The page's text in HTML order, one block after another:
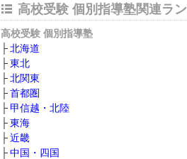
高校受験 個別指導塾関連ラ
高校受験 個別指導塾
北海道
東北
北関東
首都圏
甲信越・北陸
東海
近畿
中国・四国